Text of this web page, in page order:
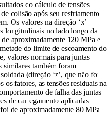
do cálculo de tensões
colisão após seu resfriamento
Os valores na direção ‘x’
longitudinais no lado longo da
aproximadamente 120 MPa e
do limite de escoamento do
valores normais para juntas
similares também foram
(direção ‘z’, que não foi
os fatores, as tensões residuais na
de falha das juntas
de carregamento aplicadas
de aproximadamente 80 MPa